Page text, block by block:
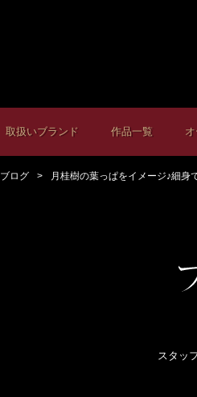
取扱いブランド 作品一覧
ブログ 月桂樹の葉っぱをイメージ♪細身
スタッ